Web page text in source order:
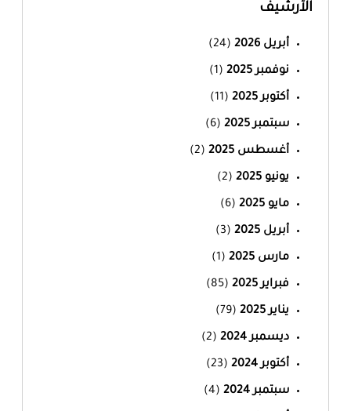
الأرشيف
أبريل 2026 (24)
نوفمبر 2025 (1)
أكتوبر 2025 (11)
سبتمبر 2025 (6)
أغسطس 2025 (2)
يونيو 2025 (2)
مايو 2025 (6)
أبريل 2025 (3)
مارس 2025 (1)
فبراير 2025 (85)
يناير 2025 (79)
ديسمبر 2024 (2)
أكتوبر 2024 (23)
سبتمبر 2024 (4)